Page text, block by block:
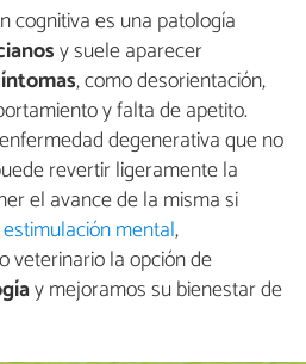
cognitiva es una patología
y suele aparecer
, como desorientación,
y falta de apetito.
degenerativa que no
revertir ligeramente la
el avance de la misma si
mental,
veterinario la opción de
y mejoramos su bienestar de